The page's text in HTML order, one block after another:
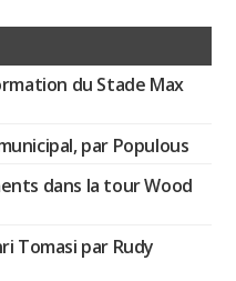
du Stade Max
par Populous
dans la tour Wood
Tomasi par Rudy